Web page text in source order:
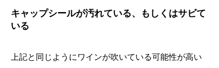
キャップシールが汚れている、もしくはサビて
いる
上記と同じようにワインが吹いている可能性が高い